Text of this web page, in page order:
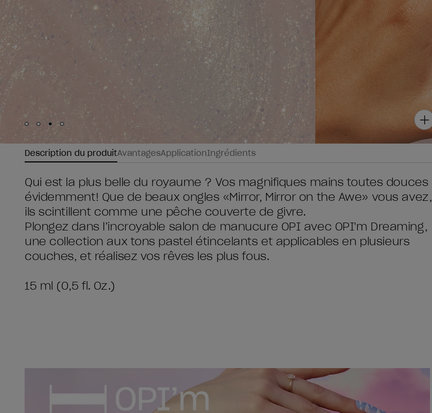
Skip to slide
Skip to slide
Skip to slide
Skip to slide
Description du produitAvantagesApplicationIngrédients
Qui est la plus belle du royaume ? Vos magnifiques mains toutes douces
évidemment! Que de beaux ongles «Mirror, Mirror on the Awe» vous avez,
ils scintillent comme une pêche couverte de givre.
Plongez dans l’incroyable salon de manucure OPI avec OPI'm Dreaming,
une collection aux tons pastel étincelants et applicables en plusieurs
couches, et réalisez vos rêves les plus fous.
15 ml (0,5 fl. Oz.)